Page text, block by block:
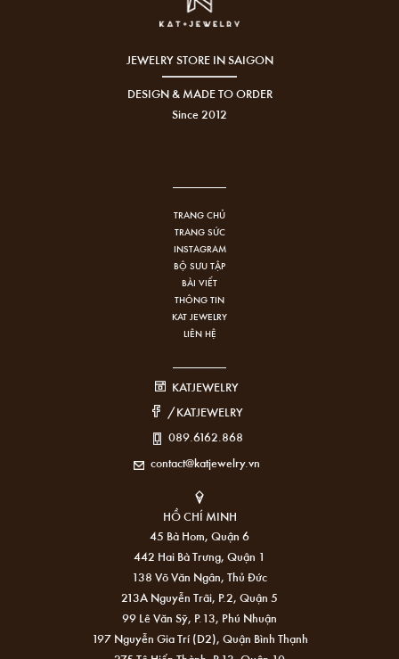
JEWELRY STORE IN SAIGON
DESIGN & MADE TO ORDER
Since 2012
TRANG CHỦ
TRANG SỨC
INSTAGRAM
BỘ SƯU TẬP
BÀI VIẾT
THÔNG TIN
KAT JEWELRY
LIÊN HỆ
KATJEWELRY
/KATJEWELRY
089.6162.868
contact@katjewelry.vn
HỒ CHÍ MINH
45 Bà Hom, Quận 6
442 Hai Bà Trưng, Quận 1
138 Võ Văn Ngân, Thủ Đức
213A Nguyễn Trãi, P.2, Quận 5
99 Lê Văn Sỹ, P.13, Phú Nhuận
197 Nguyễn Gia Trí (D2), Quận Bình Thạnh